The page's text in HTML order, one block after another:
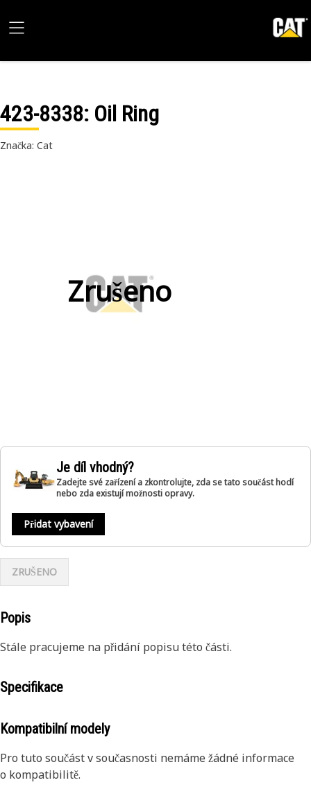
423-8338: Oil Ring
Značka: Cat
Zrušeno
Je díl vhodný?
Zadejte své zařízení a zkontrolujte, zda se tato součást hodí
nebo zda existují možnosti opravy.
Přidat vybavení
ZRUŠENO
Popis
Stále pracujeme na přidání popisu této části.
Specifikace
Kompatibilní modely
Pro tuto součást v současnosti nemáme žádné informace
o kompatibilitě.